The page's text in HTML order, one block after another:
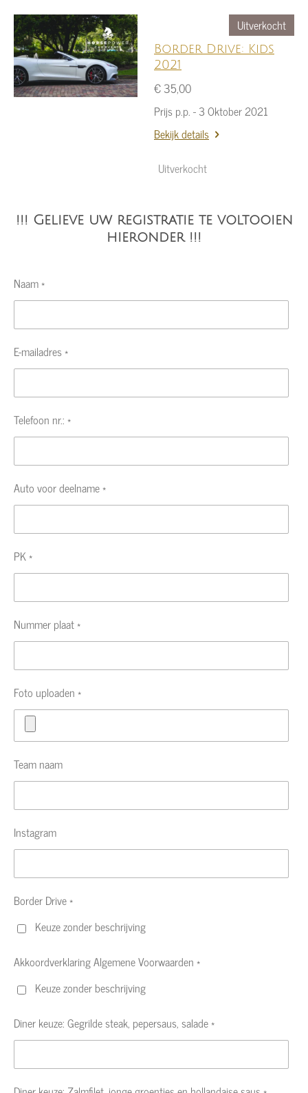
Uitverkocht
Border Drive: Kids
2021
€ 35,00
Prijs p.p. - 3 Oktober 2021
Bekijk details
Uitverkocht
!!! Gelieve uw registratie te voltooien
hieronder !!!
Naam *
E-mailadres *
Telefoon nr.: *
Auto voor deelname *
PK *
Nummer plaat *
Foto uploaden *
Team naam
Instagram
Border Drive *
Keuze zonder beschrijving
Akkoordverklaring Algemene Voorwaarden *
Keuze zonder beschrijving
Diner keuze: Gegrilde steak, pepersaus, salade *